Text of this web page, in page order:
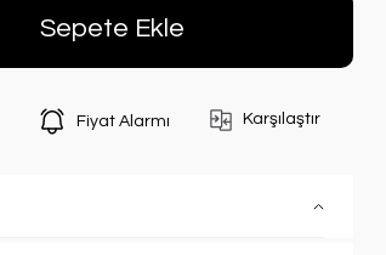
Sepete Ekle
Fiyat Alarmı Karşılaştır